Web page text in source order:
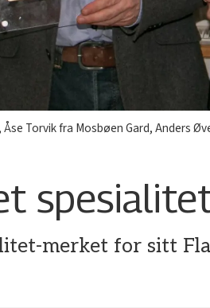
Torvik fra Mosbøen Gard, Anders
merket for sitt